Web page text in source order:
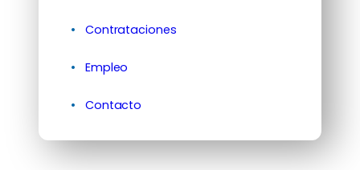
Contrataciones
Empleo
Contacto